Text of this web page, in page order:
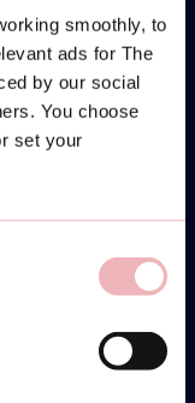
smoothly, to
ads for The
by our social
You choose
set your